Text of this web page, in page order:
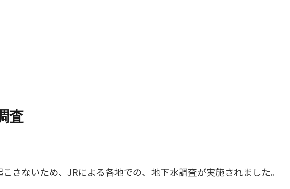
査
さないため、JRによる各地での、地下水調査が実施されました。